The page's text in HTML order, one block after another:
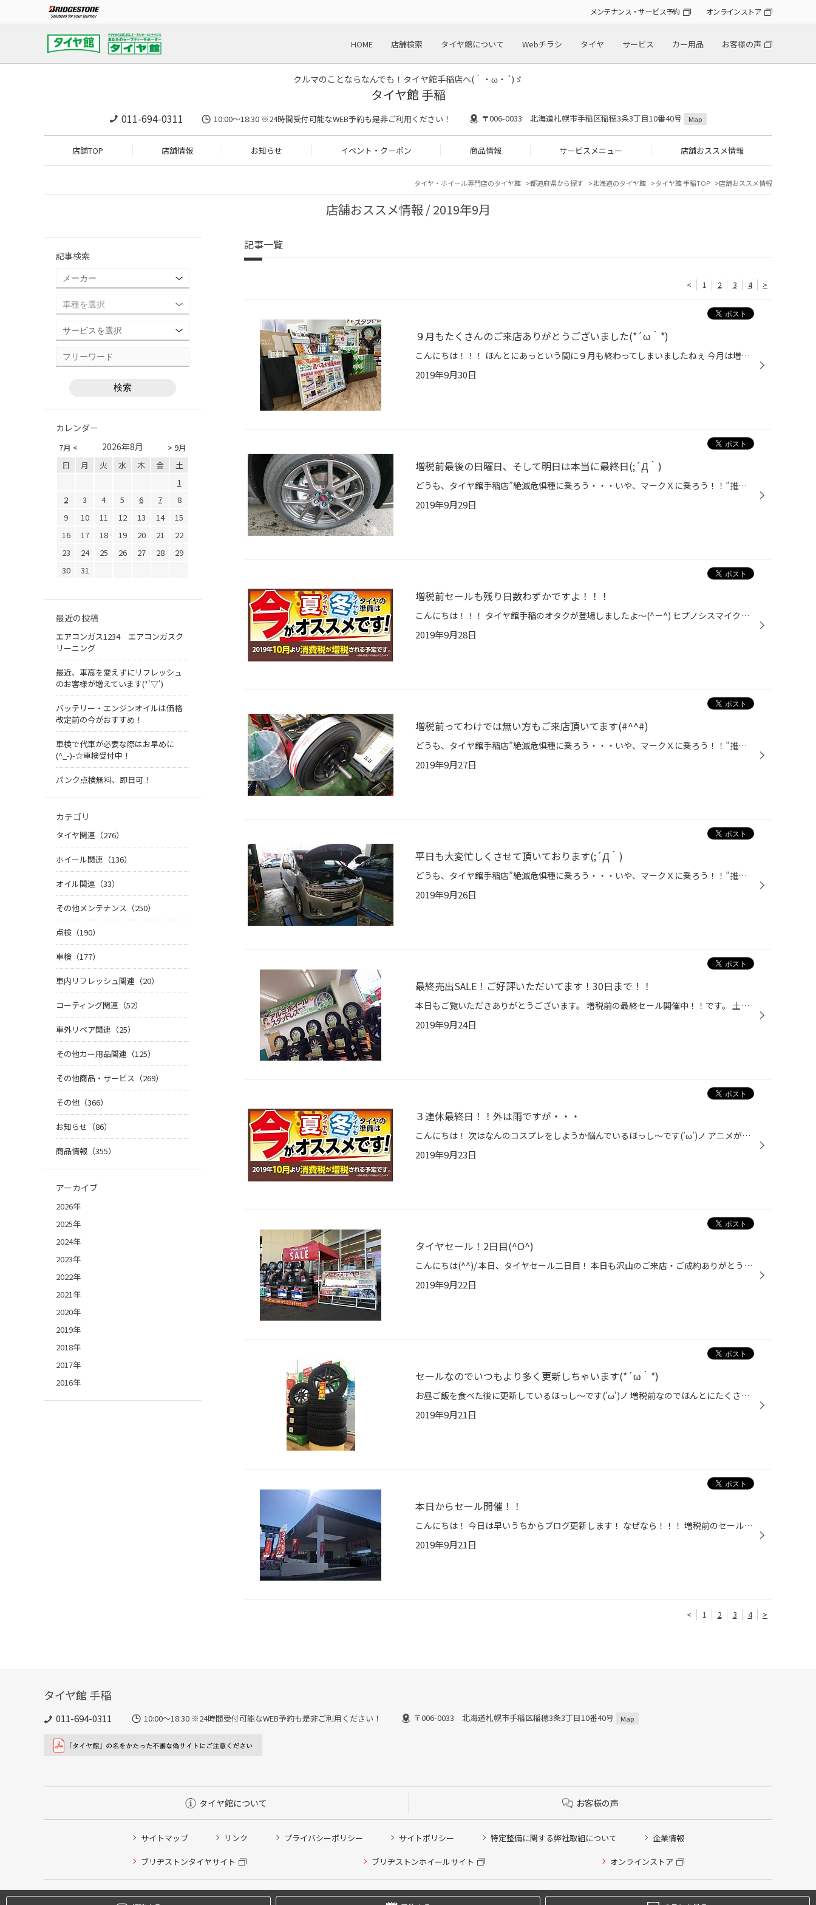
メンテナンス・サービス予約 オンラインストア
HOME 店舗検索 タイヤ館について Webチラシ タイヤ サービス カー用品 お客様の声
クルマのことならなんでも！タイヤ館手稲店へ(｀・ω・´)ゞ
タイヤ館 手稲
011-694-0311 10:00～18:30 ※24時間受付可能なWEB予約も是非ご利用ください！ 〒006-0033 北海道札幌市手稲区稲穂3条3丁目10番40号 Map
店舗TOP 店舗情報 お知らせ イベント・クーポン 商品情報 サービスメニュー 店舗おススメ情報
タイヤ・ホイール専門店のタイヤ館 都道府県から探す 北海道のタイヤ館 タイヤ館 手稲TOP 店舗おススメ情報
店舗おススメ情報 / 2019年9月
記事一覧
< 1 2 3 4 >
９月もたくさんのご来店ありがとうございました(*´ω｀*)
こんにちは！！！ ほんとにあっという間に９月も終わってしまいましたねぇ 今月は増税前などもありほんとにたくさんのお客様とお話が出来ました(＾◇＾) タイヤのお話しはもちろんお客様との何気ない会話などが大好きなほっし～ですｗｗｗ さて来月はいよいよリニューアルオープンセールやっちゃいま...
2019年9月30日
増税前最後の日曜日、そして明日は本当に最終日(;´Д｀)
どうも、タイヤ館手稲店”絶滅危惧種に乗ろう・・・いや、マークＸに乗ろう！！”推進委員長かけるです。 さて、本日は”増税前最後の日曜日”ということで、沢山のご来店を頂きました。 ”スタッドレスタイヤ”のご注文が多いですが、夏タイヤも購入して頂きました。 それと、”バッテリー”のご用命も多い...
2019年9月29日
増税前セールも残り日数わずかですよ！！！
こんにちは！！！ タイヤ館手稲のオタクが登場しましたよ～(^－^) ヒプノシスマイクの名古屋、大阪の歌が発表されてテンション上がっておりますｗｗｗ 名古屋ディビジョンがかっこ良すぎて・・・ でも私は新宿推し、独歩推しなので！！ さてさて！ 増税まで残りわずかですョ！ ニュースなどでも増税...
2019年9月28日
増税前ってわけでは無い方もご来店頂いてます(#^^#)
どうも、タイヤ館手稲店”絶滅危惧種に乗ろう・・・いや、マークＸに乗ろう！！”推進委員長かけるです。 本日は・・・というか本日も大変多くのお客様にご来店頂き、”スタッドレスタイヤ””夏タイヤ”ご購入頂いてます('ω')ノ ホイールバランス測定中・・・(;´Д｀) 今日はご注文頂いている品、本日買っ...
2019年9月27日
平日も大変忙しくさせて頂いております(;´Д｀)
どうも、タイヤ館手稲店”絶滅危惧種に乗ろう・・・いや、マークＸに乗ろう！！”推進委員長かけるです。 なんだかご無沙汰な気がしますが、先日は”だ～さん”がブログを更新していたりして交代で更新しております。 さて、昨日はお休みだったのですが衝撃的なＰＲ動画を見つけまして。 まずは、⇩こち...
2019年9月26日
最終売出SALE！ご好評いただいてます！30日まで！！
本日もご覧いただきありがとうございます。 増税前の最終セール開催中！！です。 土曜から昨日の祝日。大盛況でした！ ご注文頂きましたタイヤホイールも着々と準備が進んでおりますよ♪ お楽しみにお待ちくださいませ！！ 今週末の土日も混雑が予想されますので お時間の余裕をお持ちになってお越し...
2019年9月24日
３連休最終日！！外は雨ですが・・・
こんにちは！ 次はなんのコスプレをしようか悩んでいるほっし～です('ω')ノ アニメが好きだからやりたいのはたくさんあるんですよねぇ・・・ さて連休最終日で天気もあまり良く無いですが 増税まえとあって沢山のお客様にご来店していただいております(*´ω｀*) 冬タイヤ、夏タイヤだけではなく ドラ...
2019年9月23日
タイヤセール！2日目(^O^)
こんにちは(^^)/ 本日、タイヤセール二日目！ 本日も沢山のご来店・ご成約ありがとうございますm(__)m だんだんと気温も低くなり、山間部では降雪もありました。 スタッドレスタイヤのご購入をお考えのお客様はお早めのご準備を お勧めします。 すり減った夏タイヤを我慢して履いていらっしゃるドラ...
2019年9月22日
セールなのでいつもより多く更新しちゃいます(*´ω｀*)
お昼ご飯を食べた後に更新しているほっし～です('ω')ノ 増税前なのでほんとにたくさんのお客様に来て頂いております！！！ そんな中でもこちらのお客様はＶＲＸ２に決めていただきました！ 安全性！快適性！経済性！で選ぶならＶＲＸ２がオススメです！！(*´ω｀*) そして！！ 今日から3連休というこ...
2019年9月21日
本日からセール開催！！
こんにちは！ 今日は早いうちからブログ更新します！ なぜなら！！！ 増税前のセールを開催しているからです(＾ω＾) 本日は天気も良く朝から沢山のお客様に来て頂いてます！！ 増税前セールぷらす大抽選会も開催してますので この三連休はタイヤ館手稲までお越し下さい！！(*´ω｀*) セール期間は２...
2019年9月21日
< 1 2 3 4 >
記事検索
カレンダー
7月 < > 9月
2026年8月
日 月 火 水 木 金
土
1
2
3 4 5 6 7
8
9
10 11 12 13 14
15
16
17 18 19 20 21
22
23
24 25 26 27 28
29
30
31
最近の投稿
エアコンガス1234 エアコンガスク
リーニング
最近、車高を変えずにリフレッシュ
のお客様が増えています(*'▽')
バッテリー・エンジンオイルは価格
改定前の今がおすすめ！
車検で代車が必要な際はお早めに
(^_-)-☆車検受付中！
パンク点検無料、即日可！
カテゴリ
タイヤ関連（276）
ホイール関連（136）
オイル関連（33）
その他メンテナンス（250）
点検（190）
車検（177）
車内リフレッシュ関連（20）
コーティング関連（52）
車外リペア関連（25）
その他カー用品関連（125）
その他商品・サービス（269）
その他（366）
お知らせ（86）
商品情報（355）
アーカイブ
2026年
2025年
2024年
2023年
2022年
2021年
2020年
2019年
2018年
2017年
2016年
タイヤ館 手稲
011-694-0311 10:00～18:30 ※24時間受付可能なWEB予約も是非ご利用ください！ 〒006-0033 北海道札幌市手稲区稲穂3条3丁目10番40号 Map
タイヤ館について お客様の声
サイトマップ リンク プライバシーポリシー サイトポリシー 特定整備に関する弊社取組について 企業情報
ブリヂストンタイヤサイト ブリヂストンホイールサイト オンラインストア
Copyright © 2024 Bridgestone Retail Co.,Ltd. All rights Reserved.
タイヤ点検・安全点検/タイヤ履き替え/オイル交換/その他ピット作業の予約
クローク契約会員専用タイヤ履き替え※タイヤ履き替えを希望のクローク契約会員の方はこちらを選択ください
本日のタイヤ履き替え順番待ち予約 ※クローク契約会員の方はご利用いただけません